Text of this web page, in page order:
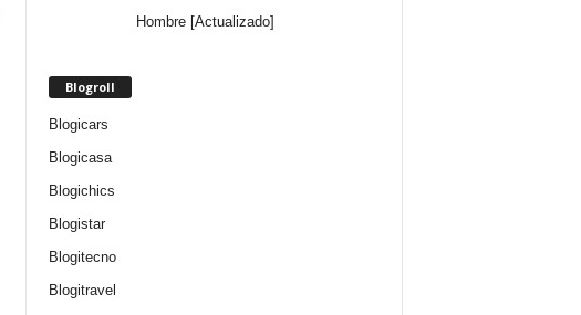
Hombre [Actualizado]
Blogroll
Blogicars
Blogicasa
Blogichics
Blogistar
Blogitecno
Blogitravel